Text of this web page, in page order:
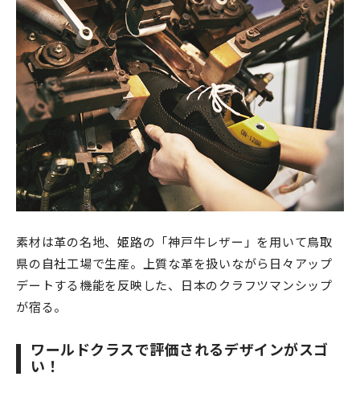
素材は革の名地、姫路の「神戸牛レザー」を用いて鳥取
県の自社工場で生産。上質な革を扱いながら日々アップ
デートする機能を反映した、日本のクラフツマンシップ
が宿る。
ワールドクラスで評価されるデザインがスゴ
い！